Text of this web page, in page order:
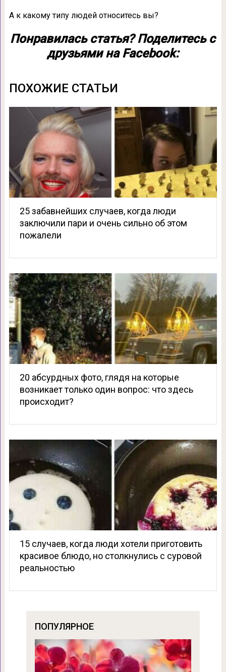
А к какому типу людей относитесь вы?
Понравилась статья? Поделитесь с
друзьями на Facebook:
ПОХОЖИЕ СТАТЬИ
25 забавнейших случаев, когда люди
заключили пари и очень сильно об этом
пожалели
20 абсурдных фото, глядя на которые
возникает только один вопрос: что здесь
происходит?
15 случаев, когда люди хотели приготовить
красивое блюдо, но столкнулись с суровой
реальностью
ПОПУЛЯРНОЕ